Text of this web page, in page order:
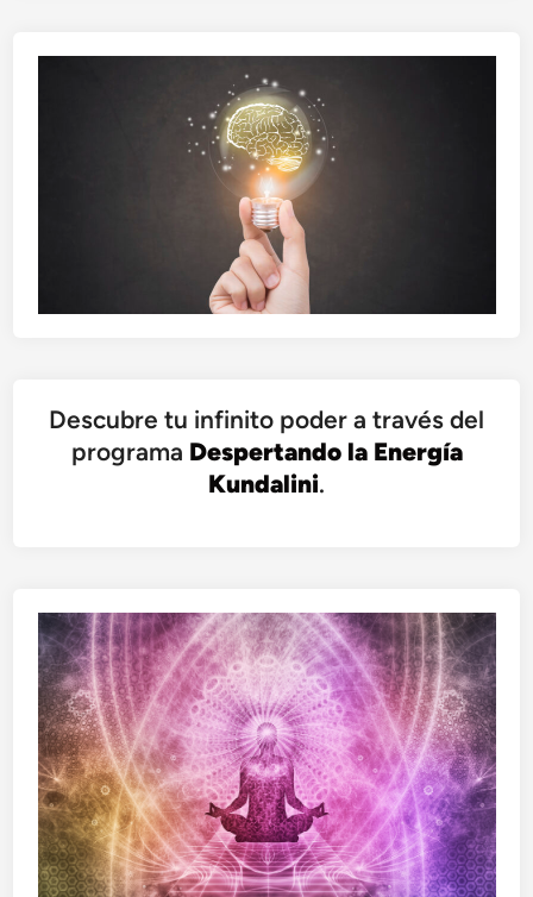
Descubre tu infinito poder a través del
programa Despertando la Energía
Kundalini.